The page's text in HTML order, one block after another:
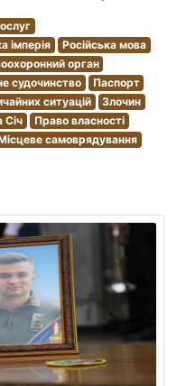
імперія
Російська мова
орган
судочинство
Паспорт
ситуацій
Злочин
Січ
Право власності
самоврядування